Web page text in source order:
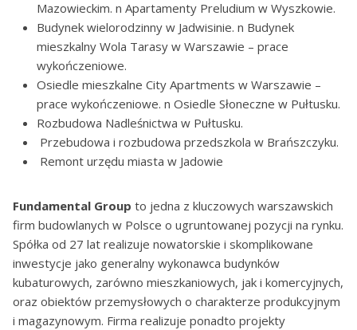
Mazowieckim. n Apartamenty Preludium w Wyszkowie.
Budynek wielorodzinny w Jadwisinie. n Budynek
mieszkalny Wola Tarasy w Warszawie – prace
wykończeniowe.
Osiedle mieszkalne City Apartments w Warszawie –
prace wykończeniowe. n Osiedle Słoneczne w Pułtusku.
Rozbudowa Nadleśnictwa w Pułtusku.
Przebudowa i rozbudowa przedszkola w Brańszczyku.
Remont urzędu miasta w Jadowie
Fundamental Group to jedna z kluczowych warszawskich
firm budowlanych w Polsce o ugruntowanej pozycji na rynku.
Spółka od 27 lat realizuje nowatorskie i skomplikowane
inwestycje jako generalny wykonawca budynków
kubaturowych, zarówno mieszkaniowych, jak i komercyjnych,
oraz obiektów przemysłowych o charakterze produkcyjnym
i magazynowym. Firma realizuje ponadto projekty